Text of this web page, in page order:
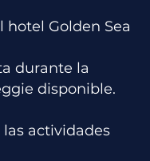
hotel Golden Sea
durante la
disponible.
actividades